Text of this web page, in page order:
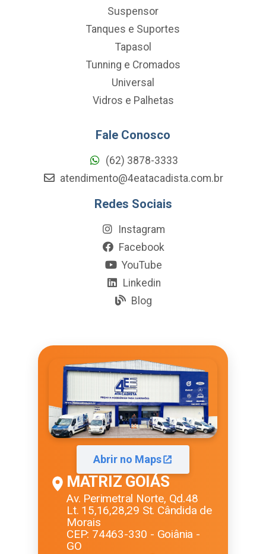
Suspensor
Tanques e Suportes
Tapasol
Tunning e Cromados
Universal
Vidros e Palhetas
Fale Conosco
(62) 3878-3333
atendimento@4eatacadista.com.br
Redes Sociais
Instagram
Facebook
YouTube
Linkedin
Blog
Abrir no Maps
MATRIZ GOIÁS
Av. Perimetral Norte, Qd.48
Lt. 15,16,28,29 St. Cândida de
Morais
CEP: 74463-330 - Goiânia -
GO